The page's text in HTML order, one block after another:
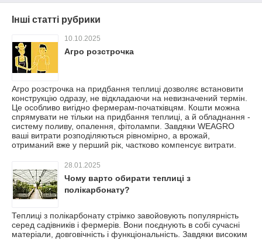
Інші статті рубрики
10.10.2025
Агро розстрочка
Агро розстрочка на придбання теплиці дозволяє встановити
конструкцію одразу, не відкладаючи на невизначений термін.
Це особливо вигідно фермерам-початківцям. Кошти можна
спрямувати не тільки на придбання теплиці, а й обладнання -
систему поливу, опалення, фітолампи. Завдяки WEAGRO
ваші витрати розподіляються рівномірно, а врожай,
отриманий вже у перший рік, частково компенсує витрати.
28.01.2025
Чому варто обирати теплиці з
полікарбонату?
Теплиці з полікарбонату стрімко завойовують популярність
серед садівників і фермерів. Вони поєднують в собі сучасні
матеріали, довговічність і функціональність. Завдяки високим